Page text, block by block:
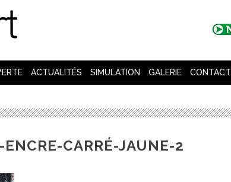
ACTUALITÉS SIMULATION GALERIE CONTACT
CARRÉ-JAUNE-2